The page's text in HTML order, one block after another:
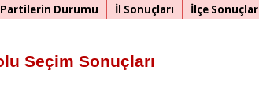
Partilerin Durumu İl Sonuçları İlçe
Seçim Sonuçları